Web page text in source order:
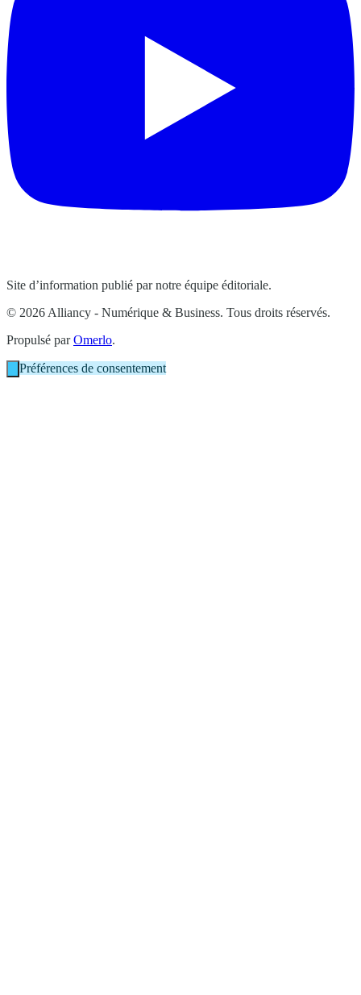
Site d’information publié par notre équipe éditoriale.
© 2026 Alliancy - Numérique & Business. Tous droits réservés.
Propulsé parOmerlo.
Préférences de consentement